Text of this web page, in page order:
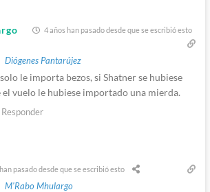
4 años han pasado desde que se escribió esto
Diógenes Pantarújez
le importa bezos, si Shatner se hubiese
vuelo le hubiese importado una mierda.
Responder
pasado desde que se escribió esto
M'Rabo Mhulargo